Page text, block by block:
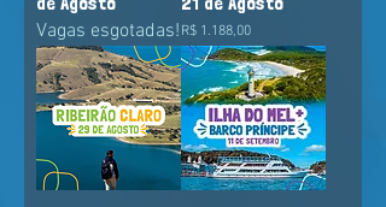
Vagas esgotadas! Preço
R$ 1.188,00